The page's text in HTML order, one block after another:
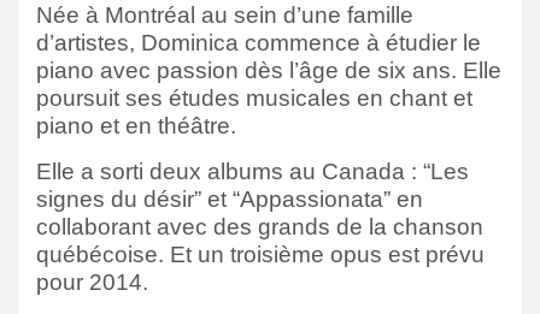
Née à Montréal au sein d’une famille
d’artistes, Dominica commence à étudier le
piano avec passion dès l’âge de six ans. Elle
poursuit ses études musicales en chant et
piano et en théâtre.
Elle a sorti deux albums au Canada : “Les
signes du désir” et “Appassionata” en
collaborant avec des grands de la chanson
québécoise. Et un troisième opus est prévu
pour 2014.